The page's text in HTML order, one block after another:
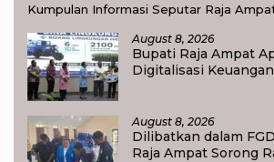
Kumpulan Informasi Seputar Raja
August 8, 2026
Bupati Raja Ampat
Digitalisasi
August 8, 2026
Dilibatkan dalam
Raja Ampat Sorong